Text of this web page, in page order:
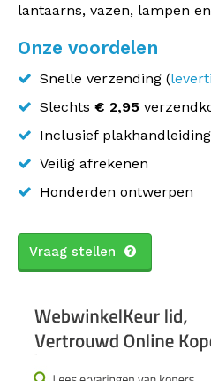
lantaarns, vazen, lampen
Onze voordelen
Snelle verzending (
Slechts € 2,95
Inclusief plakhandleiding
Veilig afrekenen
Honderden ontwerpen
Vraag stellen